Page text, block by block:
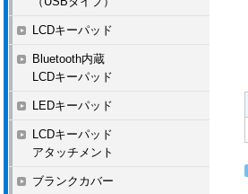
LCDキーパッド
Bluetooth内蔵
LCDキーパッド
LEDキーパッド
LCDキーパッド
アタッチメント
ブランクカバー